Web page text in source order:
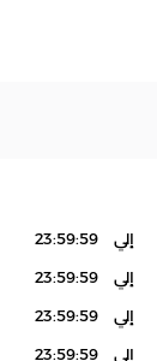
إلي 23:59:59
إلي 23:59:59
إلي 23:59:59
إلي 23:59:59